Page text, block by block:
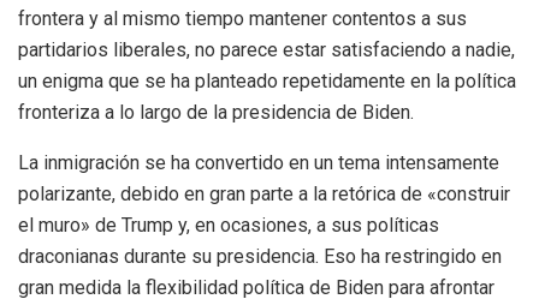
frontera y al mismo tiempo mantener contentos a sus
partidarios liberales, no parece estar satisfaciendo a nadie,
un enigma que se ha planteado repetidamente en la política
fronteriza a lo largo de la presidencia de Biden.
La inmigración se ha convertido en un tema intensamente
polarizante, debido en gran parte a la retórica de «construir
el muro» de Trump y, en ocasiones, a sus políticas
draconianas durante su presidencia. Eso ha restringido en
gran medida la flexibilidad política de Biden para afrontar